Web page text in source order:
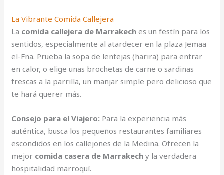
La Vibrante Comida Callejera
La comida callejera de Marrakech es un festín para los
sentidos, especialmente al atardecer en la plaza Jemaa
el-Fna. Prueba la sopa de lentejas (harira) para entrar
en calor, o elige unas brochetas de carne o sardinas
frescas a la parrilla, un manjar simple pero delicioso que
te hará querer más.
Consejo para el Viajero: Para la experiencia más
auténtica, busca los pequeños restaurantes familiares
escondidos en los callejones de la Medina. Ofrecen la
mejor comida casera de Marrakech y la verdadera
hospitalidad marroquí.